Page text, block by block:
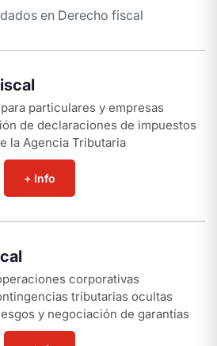
en Derecho fiscal
particulares y empresas
de declaraciones de impuestos
la Agencia Tributaria
+ Info
corporativas
tributarias ocultas
y negociación de garantías